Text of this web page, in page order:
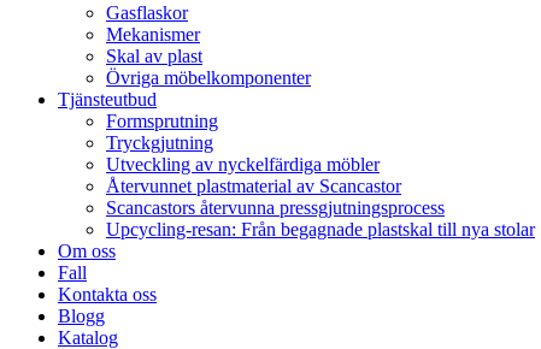
Gasflaskor
Mekanismer
Skal av plast
Övriga möbelkomponenter
Tjänsteutbud
Formsprutning
Tryckgjutning
Utveckling av nyckelfärdiga möbler
Återvunnet plastmaterial av Scancastor
Scancastors återvunna pressgjutningsprocess
Upcycling-resan: Från begagnade plastskal till nya stolar
Om oss
Fall
Kontakta oss
Blogg
Katalog